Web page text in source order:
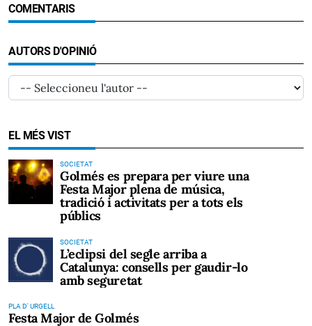
COMENTARIS
AUTORS D'OPINIÓ
EL MÉS VIST
SOCIETAT
Golmés es prepara per viure una
Festa Major plena de música,
tradició i activitats per a tots els
públics
SOCIETAT
L’eclipsi del segle arriba a
Catalunya: consells per gaudir-lo
amb seguretat
PLA D' URGELL
Festa Major de Golmés